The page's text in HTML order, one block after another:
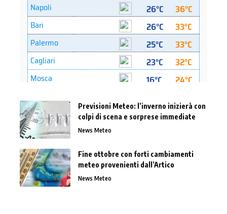
Previsioni Meteo: l’inverno inizierà con
colpi di scena e sorprese immediate
News Meteo
Fine ottobre con forti cambiamenti
meteo provenienti dall’Artico
News Meteo